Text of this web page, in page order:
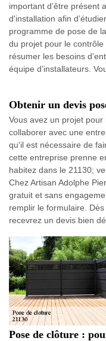
important d’être présent
d'installation afin
programme de pose de
du projet pour le
résumer les besoins
équipe d’installateurs.
Obtenir un devis
Vous avez un projet
collaborer avec une
qu'il est nécessaire de
cette entreprise prenne
habitez dans le 21130;
Chez Artisan Adolphe
gratuit et sans
remplir le formulaire.
recevrez un devis bien
Pose de clôture :